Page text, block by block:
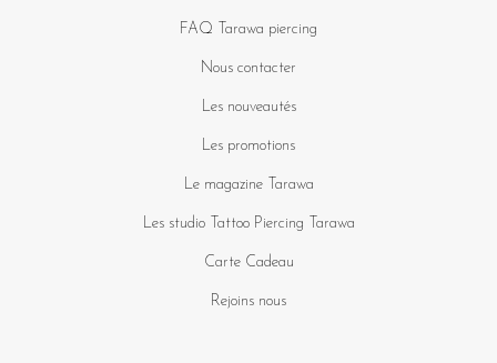
FAQ Tarawa piercing
Nous contacter
Les nouveautés
Les promotions
Le magazine Tarawa
Les studio Tattoo Piercing Tarawa
Carte Cadeau
Rejoins nous